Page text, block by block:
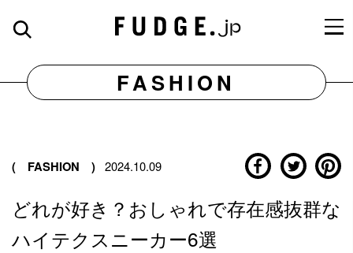
FASHION
( FASHION ) 2024.10.09
どれが好き？おしゃれで存在感抜群な
ハイテクスニーカー6選